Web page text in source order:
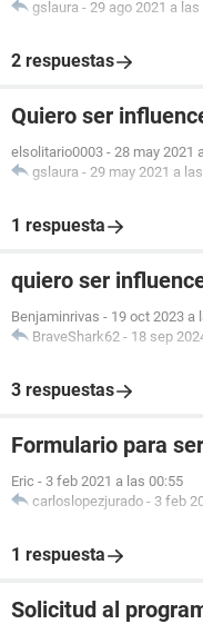
gslaura - 29 ago 2021 a las
2 respuestas
Quiero ser
elsolitario0003 - 28 may 2021
gslaura - 29 may 2021 a
1 respuesta
quiero ser
Benjaminrivas - 19 oct 2023 a
BraveShark62 - 18 sep
3 respuestas
Formulario para
Eric - 3 feb 2021 a las 00:55
carloslopezjurado - 3 feb
1 respuesta
Solicitud al